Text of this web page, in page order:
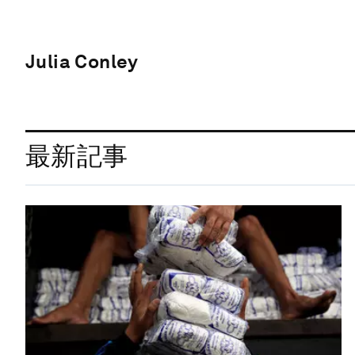
Julia Conley
最新記事